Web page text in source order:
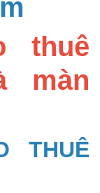
thuê
màn
THUÊ